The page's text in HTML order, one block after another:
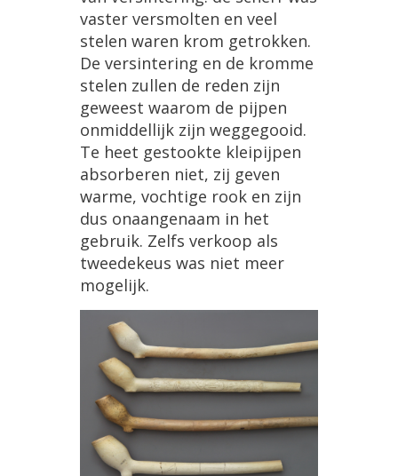
vaster versmolten en veel
stelen waren krom getrokken.
De versintering en de kromme
stelen zullen de reden zijn
geweest waarom de pijpen
onmiddellijk zijn weggegooid.
Te heet gestookte kleipijpen
absorberen niet, zij geven
warme, vochtige rook en zijn
dus onaangenaam in het
gebruik. Zelfs verkoop als
tweedekeus was niet meer
mogelijk.